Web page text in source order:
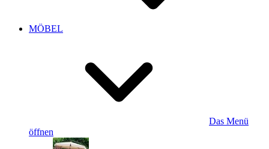
MÖBEL
Das Menü
öffnen